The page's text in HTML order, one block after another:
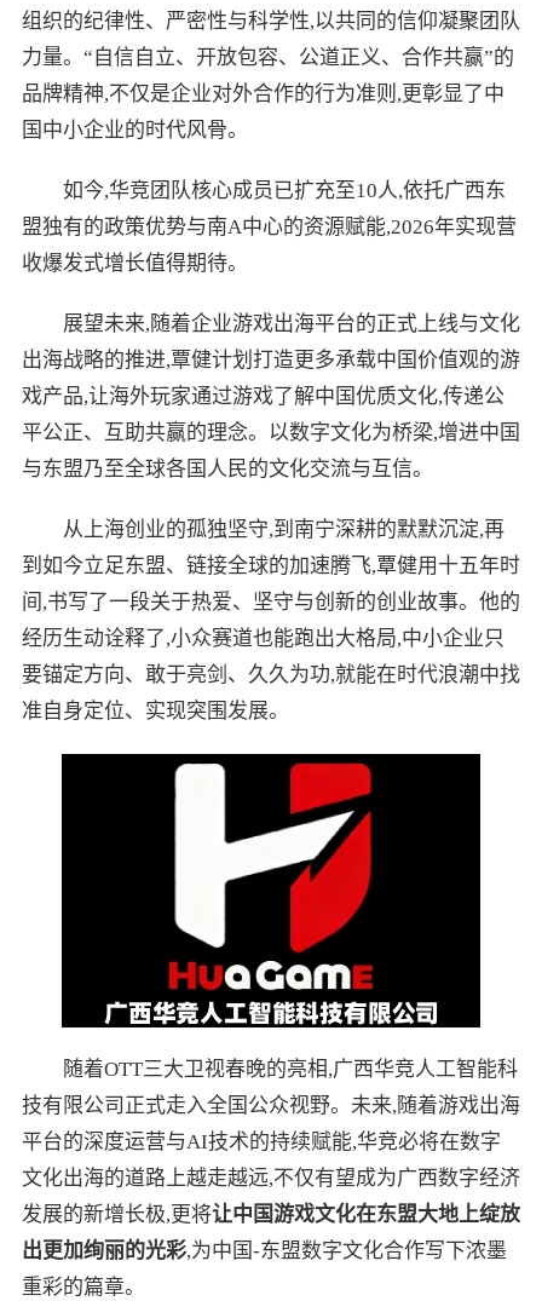
组织的纪律性、严密性与科学性,以共同的信仰凝聚团队
力量。“自信自立、开放包容、公道正义、合作共赢”的
品牌精神,不仅是企业对外合作的行为准则,更彰显了中
国中小企业的时代风骨。
如今,华竞团队核心成员已扩充至10人,依托广西东
盟独有的政策优势与南A中心的资源赋能,2026年实现营
收爆发式增长值得期待。
展望未来,随着企业游戏出海平台的正式上线与文化
出海战略的推进,覃健计划打造更多承载中国价值观的游
戏产品,让海外玩家通过游戏了解中国优质文化,传递公
平公正、互助共赢的理念。以数字文化为桥梁,增进中国
与东盟乃至全球各国人民的文化交流与互信。
从上海创业的孤独坚守,到南宁深耕的默默沉淀,再
到如今立足东盟、链接全球的加速腾飞,覃健用十五年时
间,书写了一段关于热爱、坚守与创新的创业故事。他的
经历生动诠释了,小众赛道也能跑出大格局,中小企业只
要锚定方向、敢于亮剑、久久为功,就能在时代浪潮中找
准自身定位、实现突围发展。
随着OTT三大卫视春晚的亮相,广西华竞人工智能科
技有限公司正式走入全国公众视野。未来,随着游戏出海
平台的深度运营与AI技术的持续赋能,华竞必将在数字
文化出海的道路上越走越远,不仅有望成为广西数字经济
发展的新增长极,更将让中国游戏文化在东盟大地上绽放
出更加绚丽的光彩,为中国-东盟数字文化合作写下浓墨
重彩的篇章。